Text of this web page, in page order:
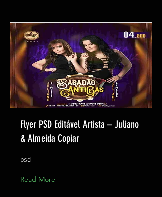
Flyer PSD Editável Artista – Juliano
& Almeida Copiar
psd
Read More